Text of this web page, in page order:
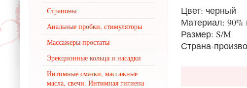
Цвет: черный
Материал: 90%
Размер: S/M
Страна-
Страпоны
Анальные пробки, стимуляторы
Массажеры простаты
Эрекционные кольца и насадки
Интимные смазки, массажные
масла, свечи. Интимная гигиена